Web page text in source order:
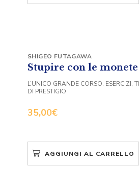
Stupire con le monete
35,00€
SHIGEO FUTAGAWA
L’UNICO GRANDE CORSO: ESERCIZI,
DI PRESTIGIO
AGGIUNGI AL CARRELLO